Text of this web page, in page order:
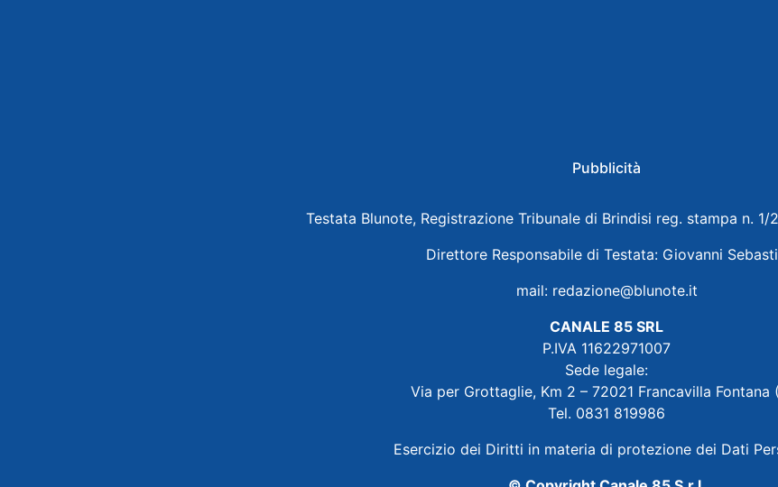
Pubblicità
Testata Blunote, Registrazione Tribunale di Brindisi reg. stampa n.
Direttore Responsabile di Testata: Giovanni
mail: redazione@blunote.it
CANALE 85 SRL
P.IVA 11622971007
Sede legale:
Via per Grottaglie, Km 2 – 72021 Francavilla Fontana
Tel. 0831 819986
Esercizio dei Diritti in materia di protezione dei Dati